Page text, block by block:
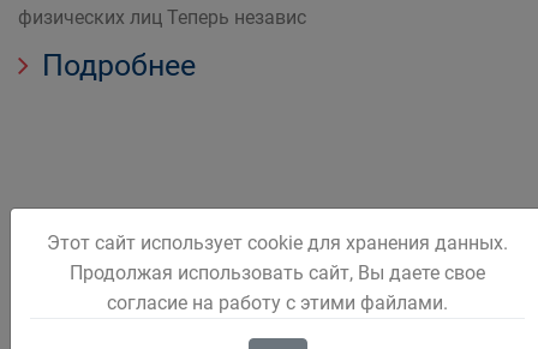
физических лиц Теперь независ
Подробнее
О способах получения сведений о
кадастровой стоимости
недвижимости
Этот сайт использует cookie для хранения данных.
Продолжая использовать сайт, Вы даете свое
согласие на работу с этими файлами.